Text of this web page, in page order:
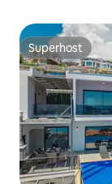
Superhost
Superhost